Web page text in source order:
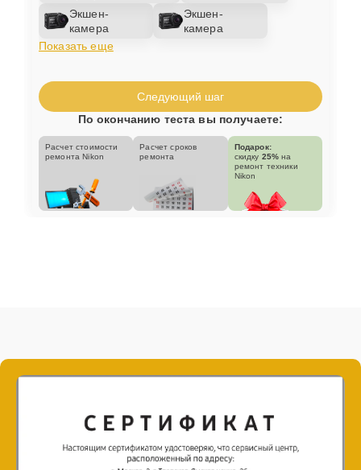
Экшен-
камера
Экшен-
камера
Показать еще
Следующий шаг
По окончанию теста вы получаете:
Расчет стоимости
ремонта Nikon
Расчет сроков
ремонта
Подарок:
скидку 25% на
ремонт техники
Nikon